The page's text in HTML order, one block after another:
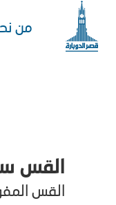
من
القس
القس